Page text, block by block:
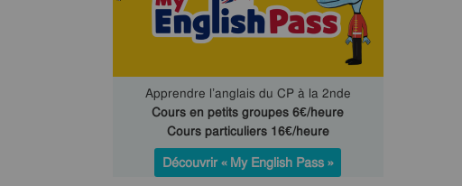
Apprendre l’anglais du CP à la 2nde
Cours en petits groupes 6€/heure
Cours particuliers 16€/heure
Découvrir « My English Pass »